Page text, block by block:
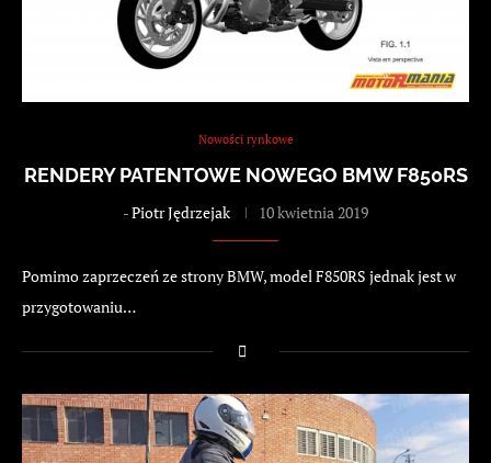
Nowości rynkowe
RENDERY PATENTOWE NOWEGO BMW F850RS
-Piotr Jędrzejak 10 kwietnia 2019
Pomimo zaprzeczeń ze strony BMW, model F850RS jednak jest w
przygotowaniu…